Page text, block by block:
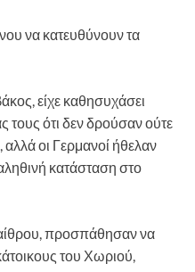
να κατευθύνουν τα
είχε καθησυχάσει
τους ότι δεν δρούσαν ούτε
οι Γερμανοί ήθελαν
κατάσταση στο
προσπάθησαν να
του Χωριού,